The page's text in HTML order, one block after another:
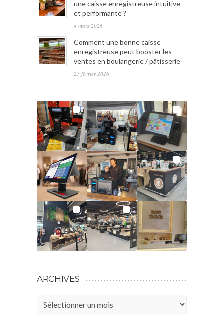
une caisse enregistreuse intuitive
et performante ?
4 mars 2026
Comment une bonne caisse
enregistreuse peut booster les
ventes en boulangerie / pâtisserie
27 février 2026
ARCHIVES
Archives